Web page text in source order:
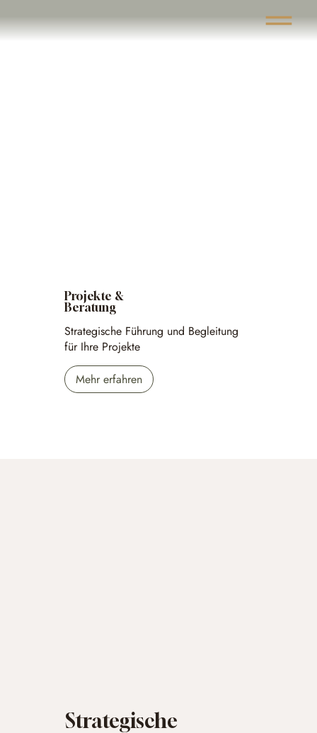
Projekte &
Beratung
Strategische Führung und Begleitung
für Ihre Projekte
Mehr erfahren
Strategische